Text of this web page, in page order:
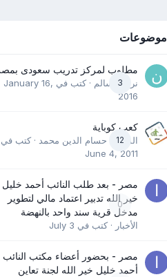
موضوعات
3
مطلوب لمركز تدريب سعودى
نرمين سالم · كتب في January 16,
2016
12
كعب كوباية
المدرب حسام الدين محمد · كتب في
June 4, 2011
0
مصر - بعد طلب النائب أحمد خليل
خير الله تدبير اعتماد مالي لتطوير
مدخل قرية سند واحد بالنهضة
الأخبار · كتب في July 3
مصر - بحضور أعضاء مكتب النائب
أحمد خليل خير الله لجنة تعاين